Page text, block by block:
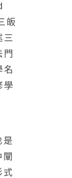
皈
三
門
名
學
是
式